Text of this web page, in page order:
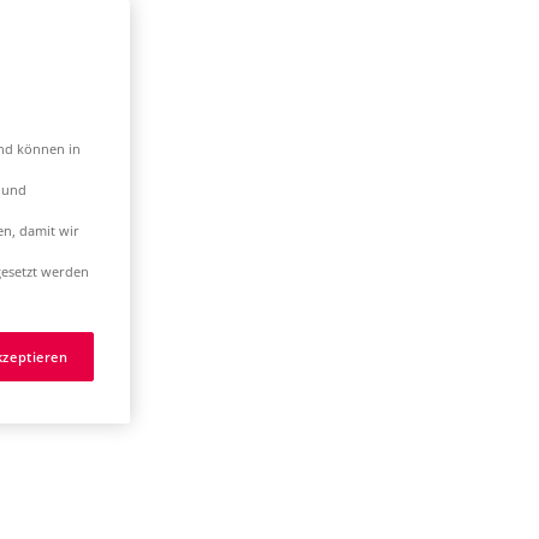
können in
damit wir
werden